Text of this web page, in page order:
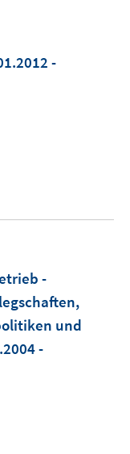
-
-
und
-